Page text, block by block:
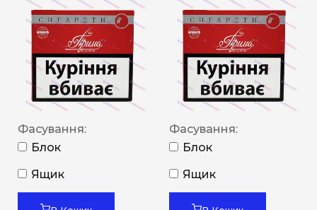
Фасування:
Блок
Ящик
Фасування:
Блок
Ящик